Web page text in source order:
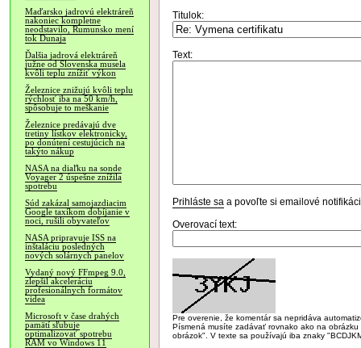
Maďarsko jadrovú elektráreň
nakoniec kompletne
neodstavilo, Rumunsko mení
tok Dunaja
Ďalšia jadrová elektráreň
južne od Slovenska musela
kvôli teplu znížiť výkon
Železnice znižujú kvôli teplu
rýchlosť iba na 50 km/h,
spôsobuje to meškanie
Železnice predávajú dve
tretiny lístkov elektronicky,
po donútení cestujúcich na
takýto nákup
NASA na diaľku na sonde
Voyager 2 úspešne znížila
spotrebu
Súd zakázal samojazdiacim
Google taxíkom dobíjanie v
noci, rušili obyvateľov
NASA pripravuje ISS na
inštaláciu posledných
nových solárnych panelov
Vydaný nový FFmpeg 9.0,
zlepšil akceleráciu
profesionálnych formátov
videa
Microsoft v čase drahých
pamätí sľubuje
optimalizovať spotrebu
RAM vo Windows 11
Titulok:
Text:
Prihláste sa a povoľte si emailové
Overovací text:
Pre overenie, že komentár sa nepridáva
Písmená musíte zadávať rovnako ako na
obrázok". V texte sa používajú iba znaky